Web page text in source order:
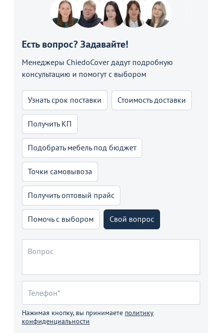
Есть вопрос? Задавайте!
Менеджеры ChiedoCover дадут подробную
консультацию и помогут с выбором
Узнать срок поставки Стоимость доставки
Получить КП
Подобрать мебель под бюджет
Точки самовывоза
Получить оптовый прайс
Помочь с выбором Свой вопрос
Нажимая кнопку, вы принимаете политику
конфиденциальности